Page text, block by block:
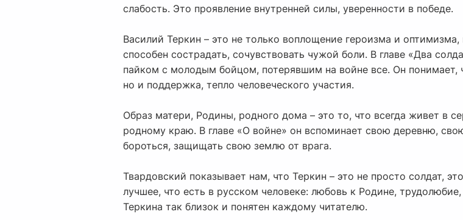
слабость. Это проявление внутренней силы, уверенности в победе.
Василий Теркин – это не только воплощение героизма и
способен сострадать, сочувствовать чужой боли. В главе «Два
пайком с молодым бойцом, потерявшим на войне все. Он понимает,
но и поддержка, тепло человеческого участия.
Образ матери, Родины, родного дома – это то, что всегда живет в
родному краю. В главе «О войне» он вспоминает свою деревню,
бороться, защищать свою землю от врага.
Твардовский показывает нам, что Теркин – это не просто солдат,
лучшее, что есть в русском человеке: любовь к Родине,
Теркина так близок и понятен каждому читателю.